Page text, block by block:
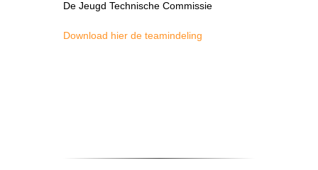
De Jeugd Technische Commissie
Download hier de teamindeling